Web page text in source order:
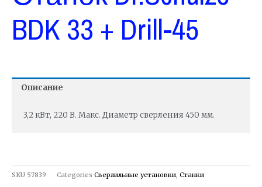
BDK 33 + Drill-45
Описание
3,2 кВт, 220 В. Макс. Диаметр сверления 450 мм.
SKU 57839 Categories Сверлильные установки, Станки